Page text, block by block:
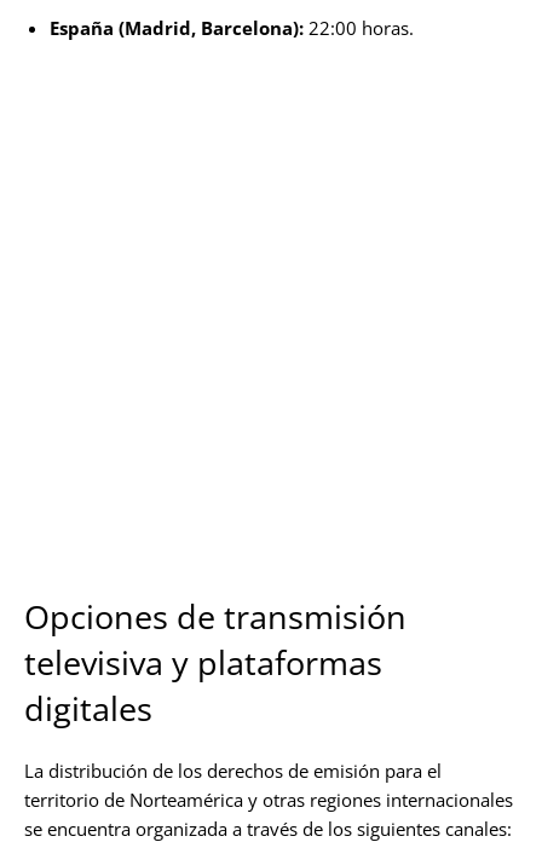
España (Madrid, Barcelona): 22:00 horas.
Opciones de transmisión
televisiva y plataformas
digitales
La distribución de los derechos de emisión para el
territorio de Norteamérica y otras regiones internacionales
se encuentra organizada a través de los siguientes canales: